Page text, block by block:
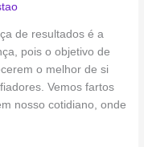
de resultados é a
pois o objetivo de
o melhor de si
Vemos fartos
nosso cotidiano, onde